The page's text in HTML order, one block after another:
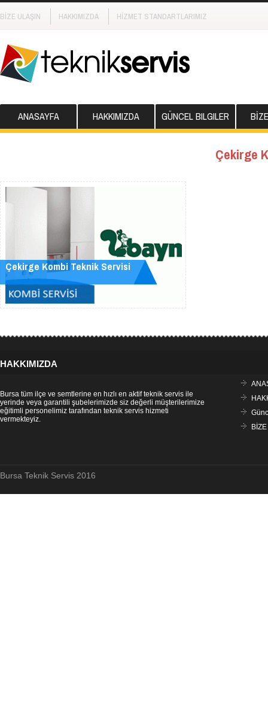
BİZE ULAŞIN HAKKIMIZDA HİZMET STANDARTLARIMIZ
ANASAYFA HAKKIMIZDA GÜNCEL BILGILER
Çekirge
Çekirge Kombi Teknik Servisi
HAKKIMIZDA
Bursa tüm ilçe ve semtlerine en hızlı en aktif teknik servis ile
yerinde veya garantili şubelerimizde siz değerli müşterilerimize
eğitimli personelimiz tarafından teknik servis hizmeti
vermekteyiz.
Bursa Teknik Servis 2016